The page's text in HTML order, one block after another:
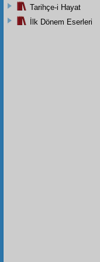
Tarihçe-i Hayat
İlk Dönem Eserleri